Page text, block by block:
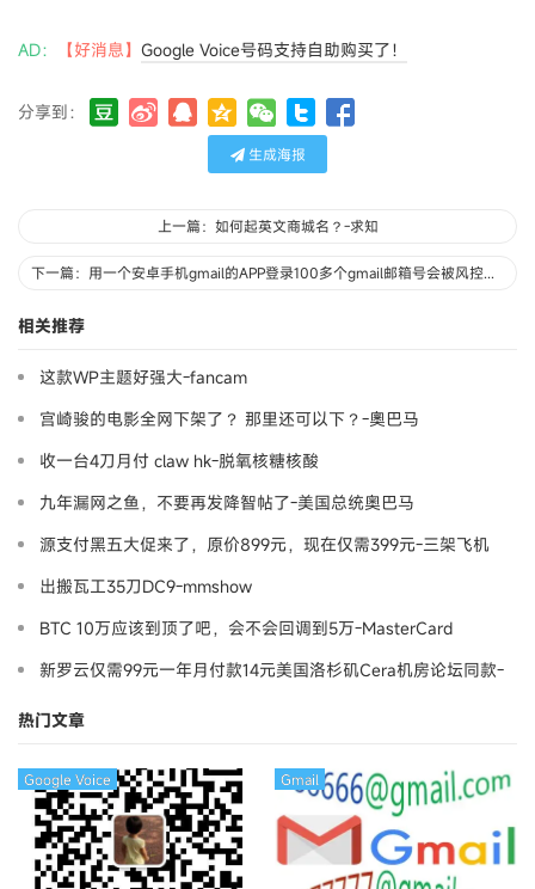
AD： 【好消息】 Google Voice号码支持自助购买了！
分享到：
生成海报
上一篇：如何起英文商城名？-求知
下一篇：用一个安卓手机gmail的APP登录100多个gmail邮箱号会被风控封吗-yxasi
相关推荐
这款WP主题好强大-fancam
宫崎骏的电影全网下架了？ 那里还可以下？-奧巴马
收一台4刀月付 claw hk-脱氧核糖核酸
九年漏网之鱼，不要再发降智帖了-美国总统奥巴马
源支付黑五大促来了，原价899元，现在仅需399元-三架飞机
出搬瓦工35刀DC9-mmshow
BTC 10万应该到顶了吧，会不会回调到5万-MasterCard
新罗云仅需99元一年月付款14元美国洛杉矶Cera机房论坛同款-
热门文章
Google Voice Gmail